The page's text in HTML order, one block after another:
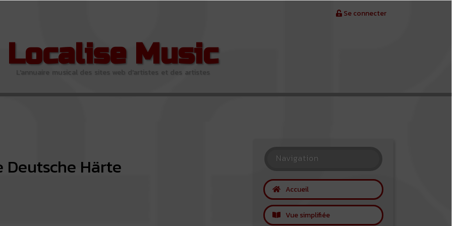
Se connecter
Localise Music
L'annuaire musical des sites web d'artistes et des artistes
Deutsche Härte Navigation
Accueil
Vue simplifiée